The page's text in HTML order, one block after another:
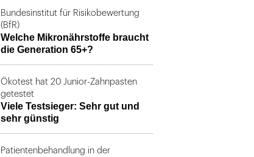
Bundesinstitut für Risikobewertung
(BfR)
Welche Mikronährstoffe braucht
die Generation 65+?
Ökotest hat 20 Junior-Zahnpasten
getestet
Viele Testsieger: Sehr gut und
sehr günstig
Patientenbehandlung in der